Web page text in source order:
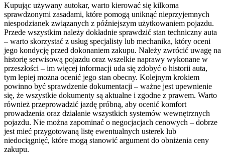
Kupując używany autokar, warto kierować się kilkoma
sprawdzonymi zasadami, które pomogą uniknąć nieprzyjemnych
niespodzianek związanych z późniejszym użytkowaniem pojazdu.
Przede wszystkim należy dokładnie sprawdzić stan techniczny auta
– warto skorzystać z usług specjalisty lub mechanika, który oceni
jego kondycję przed dokonaniem zakupu. Należy zwrócić uwagę na
historię serwisową pojazdu oraz wszelkie naprawy wykonane w
przeszłości – im więcej informacji uda się zdobyć o historii auta,
tym lepiej można ocenić jego stan obecny. Kolejnym krokiem
powinno być sprawdzenie dokumentacji – ważne jest upewnienie
się, że wszystkie dokumenty są aktualne i zgodne z prawem. Warto
również przeprowadzić jazdę próbną, aby ocenić komfort
prowadzenia oraz działanie wszystkich systemów wewnętrznych
pojazdu. Nie można zapominać o negocjacjach cenowych – dobrze
jest mieć przygotowaną listę ewentualnych usterek lub
niedociągnięć, które mogą stanowić argument do obniżenia ceny
zakupu.